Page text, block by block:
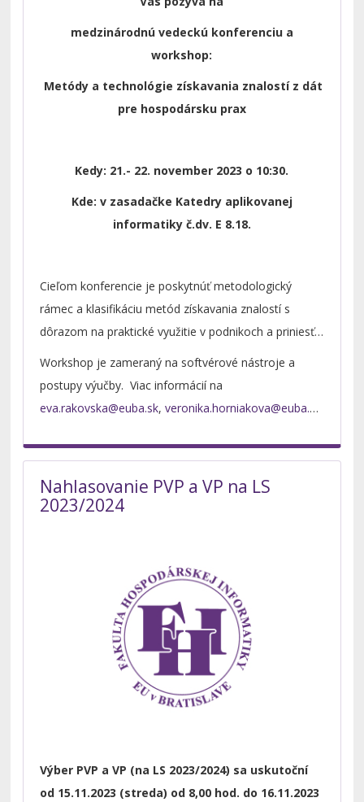
medzinárodnú vedeckú konferenciu a
workshop:
Metódy a technológie získavania znalostí z dát
pre hospodársku prax
Kedy: 21.- 22. november 2023 o 10:30.
Kde: v zasadačke Katedry aplikovanej
informatiky č.dv. E 8.18.
Cieľom konferencie je poskytnúť metodologický
rámec a klasifikáciu metód získavania znalostí s
dôrazom na praktické využitie v podnikoch a priniesť
nové pohľady na výučbu týchto metód.
Workshop je zameraný na softvérové nástroje a
postupy výučby. Viac informácií na
,
Nahlasovanie PVP a VP na LS
2023/2024
Výber PVP a VP (na LS 2023/2024) sa uskutoční
od 15.11.2023 (streda) od 8,00 hod. do 16.11.2023